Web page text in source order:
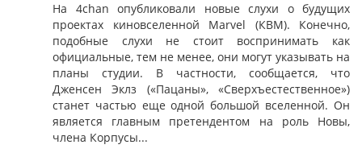
На 4chan опубликовали новые слухи о будущих
проектах киновселенной Marvel (КВМ). Конечно,
подобные слухи не стоит воспринимать как
официальные, тем не менее, они могут указывать на
планы студии. В частности, сообщается, что
Дженсен Эклз («Пацаны», «Сверхъестественное»)
станет частью еще одной большой вселенной. Он
является главным претендентом на роль Новы,
члена Корпусы...